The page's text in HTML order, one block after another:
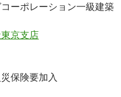
ポレーション一級建築
京支店
険要加入